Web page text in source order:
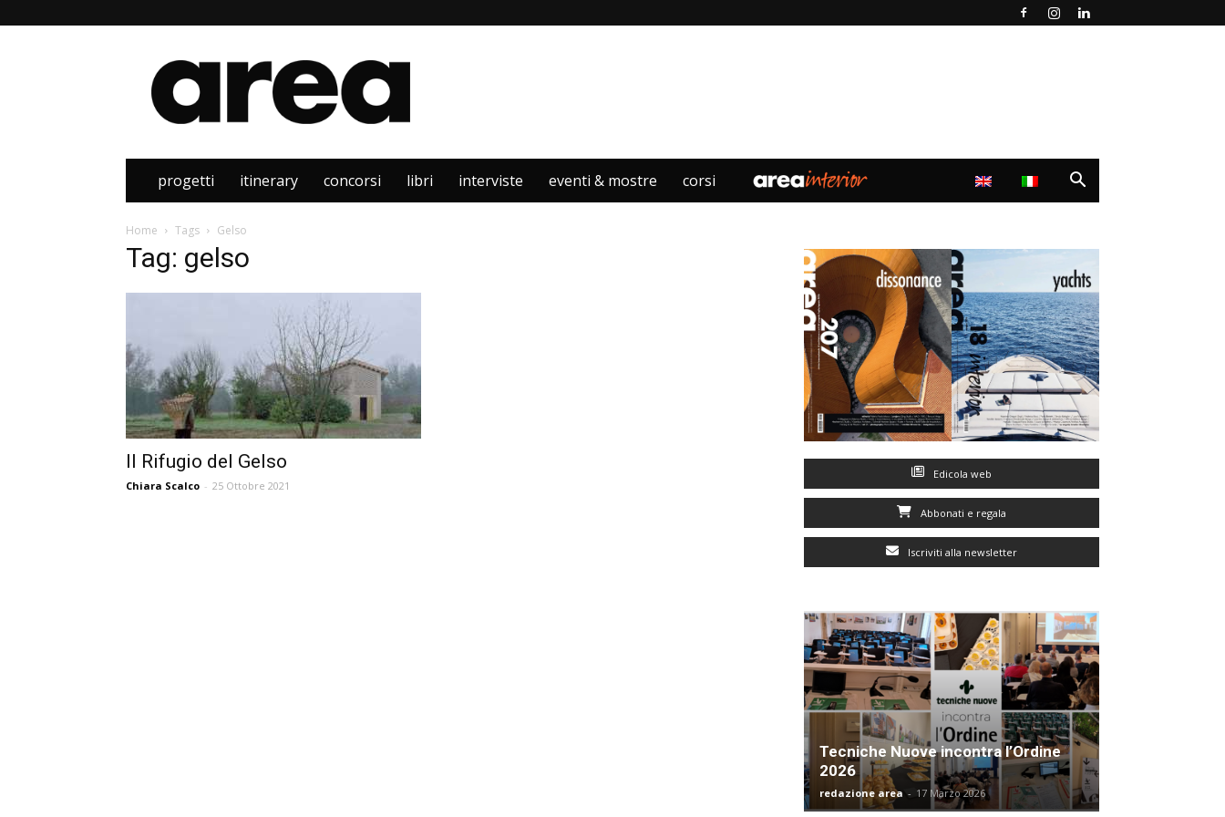
Area
progetti itinerary concorsi libri interviste eventi & mostre corsi
Home Tags Gelso
Tag: gelso
Il Rifugio del Gelso
Chiara Scalco - 25 Ottobre 2021
Edicola web
Abbonati e regala
Iscriviti alla newsletter
Tecniche Nuove incontra l’Ordine
2026
redazione area - 17 Marzo 2026